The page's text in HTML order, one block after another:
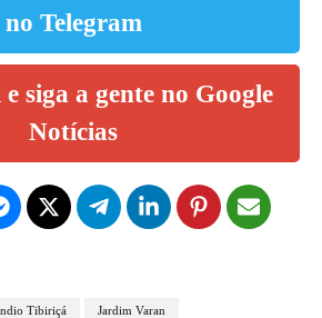
no Telegram
siga a gente no Google
Notícias
Tibiriçá Jardim Varan